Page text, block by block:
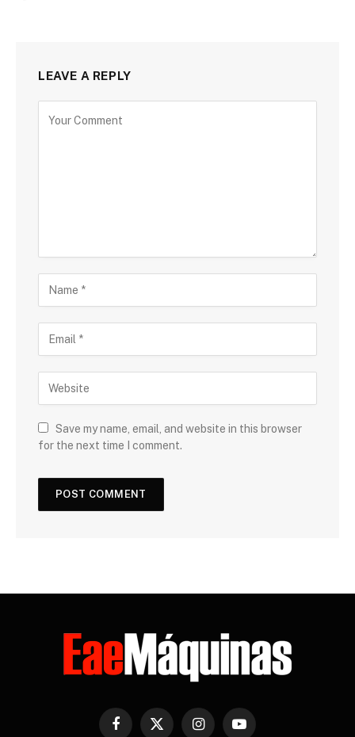
LEAVE A REPLY
Save my name, email, and website in this browser
for the next time I comment.
Facebook
X InstagramYouTube